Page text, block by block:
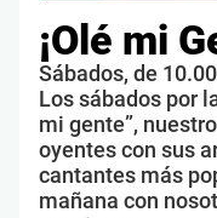
¡Olé mi
Sábados, de
Los sábados por
mi gente”,
oyentes con sus
cantantes más
mañana con